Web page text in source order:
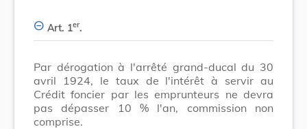
Art. 1er.
Par dérogation à l'arrêté grand-ducal du 30
avril 1924, le taux de l'intérêt à servir au
Crédit foncier par les emprunteurs ne devra
pas dépasser 10 % l'an, commission non
comprise.